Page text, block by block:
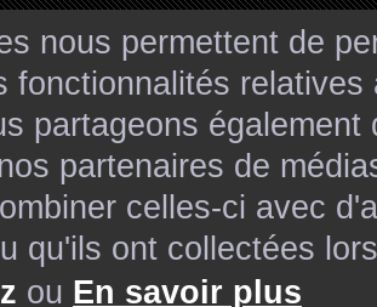
nous permettent de
fonctionnalités
partageons
partenaires de
celles-ci avec
qu'ils ont collectées
ou En savoir plus